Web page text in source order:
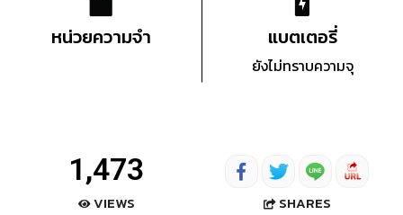
หน่วยความจำ แบตเตอรี่
ยังไม่ทราบความจุ
1,473
VIEWS SHARES